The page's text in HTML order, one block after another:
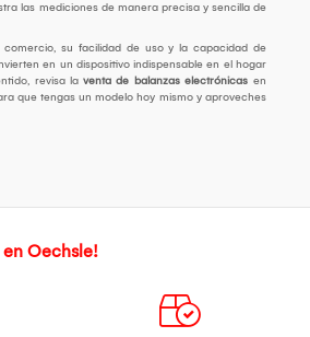
las mediciones de manera precisa y sencilla de
comercio, su facilidad de uso y la capacidad de
en un dispositivo indispensable en el hogar
revisa la venta de balanzas electrónicas en
que tengas un modelo hoy mismo y aproveches
Oechsle!